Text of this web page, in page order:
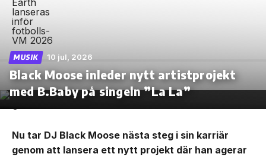
MUSIK 10 jul, 2026
Black Moose inleder nytt artistprojekt
med B.Baby på singeln ”La La”
Nu tar DJ Black Moose nästa steg i sin karriär
genom att lansera ett nytt projekt där han agerar